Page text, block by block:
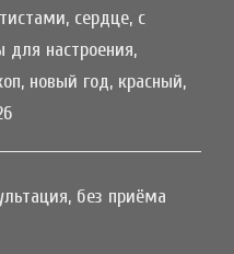
сердце, с
для настроения,
новый год, красный,
без приёма